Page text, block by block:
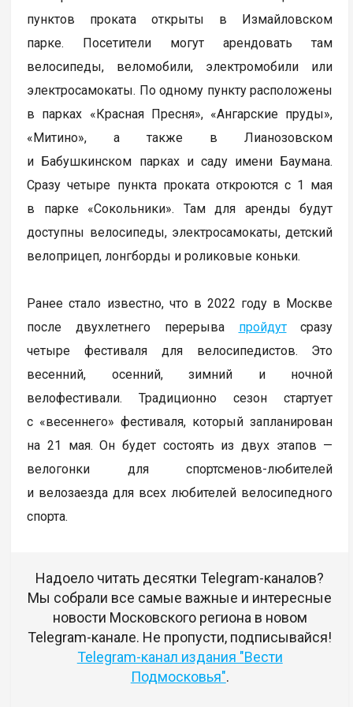
пунктов проката открыты в Измайловском
парке. Посетители могут арендовать там
велосипеды, веломобили, электромобили или
электросамокаты. По одному пункту расположены
в парках «Красная Пресня», «Ангарские пруды»,
«Митино», а также в Лианозовском
и Бабушкинском парках и саду имени Баумана.
Сразу четыре пункта проката откроются с 1 мая
в парке «Сокольники». Там для аренды будут
доступны велосипеды, электросамокаты, детский
велоприцеп, лонгборды и роликовые коньки.
Ранее стало известно, что в 2022 году в Москве
после двухлетнего перерыва пройдутсразу
четыре фестиваля для велосипедистов. Это
весенний, осенний, зимний и ночной
велофестивали. Традиционно сезон стартует
с «весеннего» фестиваля, который запланирован
на 21 мая. Он будет состоять из двух этапов —
велогонки для спортсменов-любителей
и велозаезда для всех любителей велосипедного
спорта.
Надоело читать десятки Telegram-каналов?
Мы собрали все самые важные и интересные
новости Московского региона в новом
Telegram-канале. Не пропусти, подписывайся!
Telegram-канал издания "Вести
Подмосковья".